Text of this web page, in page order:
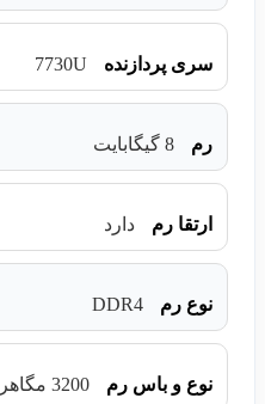
سری پردازنده 7730U
رم 8 گیگابایت
ارتقا رم دارد
نوع رم DDR4
نوع و باس رم 3200 مگاهرتز